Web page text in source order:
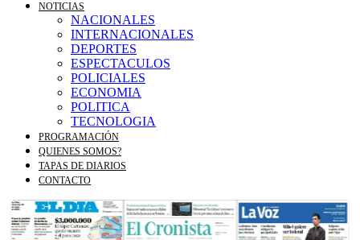
NOTICIAS
NACIONALES
INTERNACIONALES
DEPORTES
ESPECTACULOS
POLICIALES
ECONOMIA
POLITICA
TECNOLOGIA
PROGRAMACIÓN
QUIENES SOMOS?
TAPAS DE DIARIOS
CONTACTO